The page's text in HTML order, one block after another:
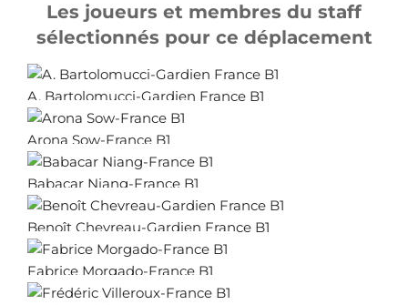
Les joueurs et membres du staff
sélectionnés pour ce déplacement
A. Bartolomucci-Gardien France B1
Arona Sow-France B1
Babacar Niang-France B1
Benoît Chevreau-Gardien France B1
Fabrice Morgado-France B1